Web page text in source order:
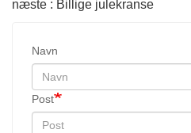
næste : Billige julekranse
Navn
Post